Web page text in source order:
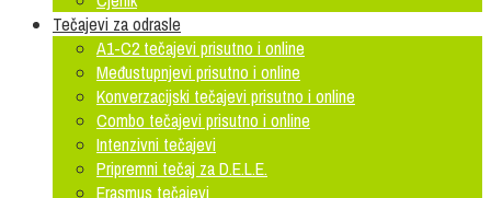
Tečajevi za odrasle
A1-C2 tečajevi prisutno i online
Međustupnjevi prisutno i online
Konverzacijski tečajevi prisutno i online
Combo tečajevi prisutno i online
Intenzivni tečajevi
Pripremni tečaj za D.E.L.E.
Erasmus tečajevi